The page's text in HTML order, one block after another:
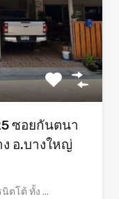
ซอยกันตนา
อ.บางใหญ่
ตโต้ ทั้ง ...